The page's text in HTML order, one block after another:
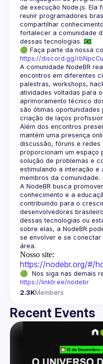
de execução Node.js. Ela
reunir programadores
compartilhar
fortalecer a comunidade
🟢 Faça parte da nossa
https://discord.gg/
A comunidade NodeBR
encontros em diferentes
palestras, workshops,
atividades voltadas para
aprimoramento técnico
são ótimas
Além dos encontros
mantém uma presença
discussão, fóruns e redes
proporcionam um espaço
solução de problemas e
estimulando a interação
A NodeBR busca
conhecimento e a
contribuindo para o
desenvolvedores
dessas tecnologias ou
sobre elas, a NodeBR
se envolver e se
Nosso site:
https://nodebr.org/#/
https://linktr.ee/nodebr
2.3KMembers
Recent Events